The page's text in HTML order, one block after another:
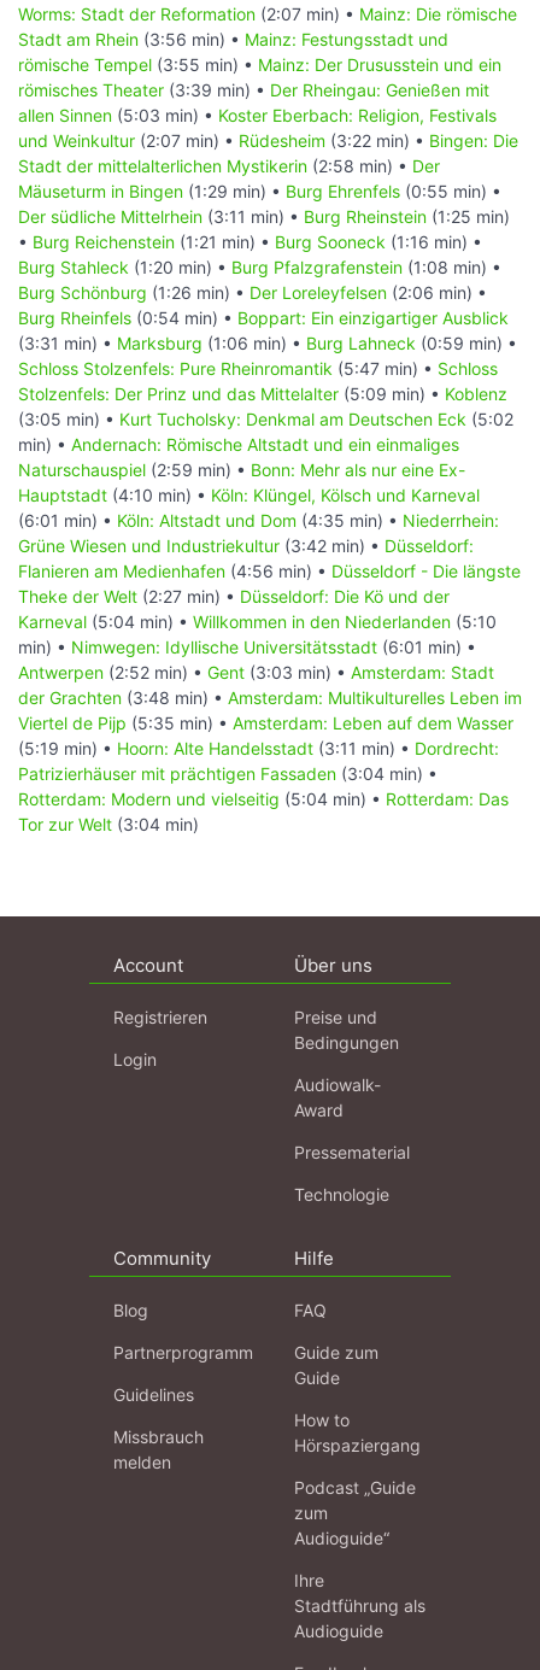
Worms: Stadt der Reformation (2:07 min) • Mainz: Die römische
Stadt am Rhein (3:56 min) • Mainz: Festungsstadt und
römische Tempel (3:55 min) • Mainz: Der Drususstein und ein
römisches Theater (3:39 min) • Der Rheingau: Genießen mit
allen Sinnen (5:03 min) • Koster Eberbach: Religion, Festivals
und Weinkultur (2:07 min) • Rüdesheim (3:22 min) • Bingen: Die
Stadt der mittelalterlichen Mystikerin (2:58 min) • Der
Mäuseturm in Bingen (1:29 min) • Burg Ehrenfels (0:55 min) •
Der südliche Mittelrhein (3:11 min) • Burg Rheinstein (1:25 min)
• Burg Reichenstein (1:21 min) • Burg Sooneck (1:16 min) •
Burg Stahleck (1:20 min) • Burg Pfalzgrafenstein (1:08 min) •
Burg Schönburg (1:26 min) • Der Loreleyfelsen (2:06 min) •
Burg Rheinfels (0:54 min) • Boppart: Ein einzigartiger Ausblick
(3:31 min) • Marksburg (1:06 min) • Burg Lahneck (0:59 min) •
Schloss Stolzenfels: Pure Rheinromantik (5:47 min) • Schloss
Stolzenfels: Der Prinz und das Mittelalter (5:09 min) • Koblenz
(3:05 min) • Kurt Tucholsky: Denkmal am Deutschen Eck (5:02
min) • Andernach: Römische Altstadt und ein einmaliges
Naturschauspiel (2:59 min) • Bonn: Mehr als nur eine Ex-
Hauptstadt (4:10 min) • Köln: Klüngel, Kölsch und Karneval
(6:01 min) • Köln: Altstadt und Dom (4:35 min) • Niederrhein:
Grüne Wiesen und Industriekultur (3:42 min) • Düsseldorf:
Flanieren am Medienhafen (4:56 min) • Düsseldorf - Die längste
Theke der Welt (2:27 min) • Düsseldorf: Die Kö und der
Karneval (5:04 min) • Willkommen in den Niederlanden (5:10
min) • Nimwegen: Idyllische Universitätsstadt (6:01 min) •
Antwerpen (2:52 min) • Gent (3:03 min) • Amsterdam: Stadt
der Grachten (3:48 min) • Amsterdam: Multikulturelles Leben im
Viertel de Pijp (5:35 min) • Amsterdam: Leben auf dem Wasser
(5:19 min) • Hoorn: Alte Handelsstadt (3:11 min) • Dordrecht:
Patrizierhäuser mit prächtigen Fassaden (3:04 min) •
Rotterdam: Modern und vielseitig (5:04 min) • Rotterdam: Das
Tor zur Welt (3:04 min)
Account
Registrieren
Login
Über uns
Preise und
Bedingungen
Audiowalk-
Award
Pressematerial
Technologie
Community
Blog
Partnerprogramm
Guidelines
Missbrauch
melden
Hilfe
FAQ
Guide zum
Guide
How to
Hörspaziergang
Podcast „Guide
zum
Audioguide“
Ihre
Stadtführung als
Audioguide